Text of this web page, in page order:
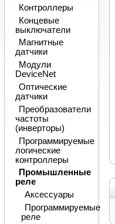
Контроллеры
Концевые
выключатели
Магнитные
датчики
Модули
DeviceNet
Оптические
датчики
Преобразователи
частоты
(инверторы)
Программируемые
логические
контроллеры
Промышленные
реле
Аксессуары
Программируемые
реле